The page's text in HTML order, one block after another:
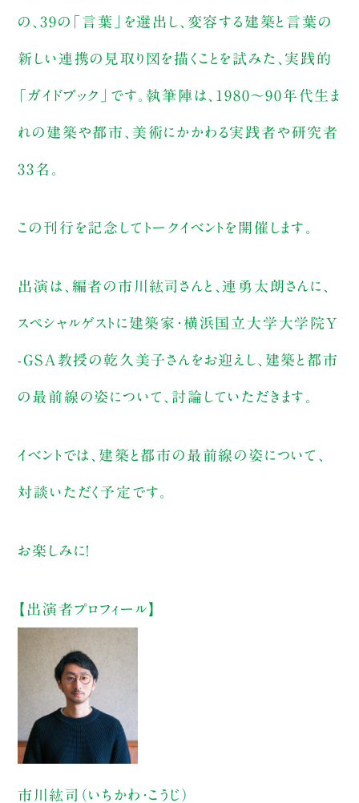
の、39の「言葉」を選出し、変容する建築と言葉の
新しい連携の見取り図を描くことを試みた、実践的
「ガイドブック」です。執筆陣は、1980〜90年代生ま
れの建築や都市、美術にかかわる実践者や研究者
33名。
この刊行を記念してトークイベントを開催します。
出演は、編者の市川紘司さんと、連勇太朗さんに、
スペシャルゲストに建築家・横浜国立大学大学院Y
-GSA教授の乾久美子さんをお迎えし、建築と都市
の最前線の姿について、討論していただきます。
イベントでは、建築と都市の最前線の姿について、
対談いただく予定です。
お楽しみに！
【出演者プロフィール】
市川紘司（いちかわ・こうじ）